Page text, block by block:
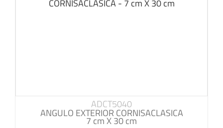
ADCT5040
ANGULO EXTERIOR CORNISACLASICA
7 cm X 30 cm